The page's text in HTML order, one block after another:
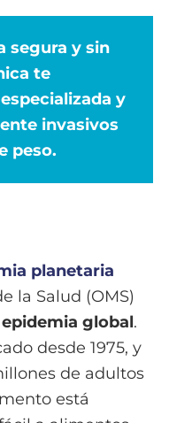
segura y sin
te
y
invasivos
peso.
planetaria
la Salud (OMS)
epidemia global.
desde 1975, y
de adultos
está